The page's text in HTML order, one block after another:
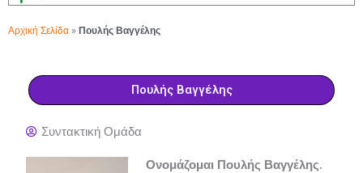
Αρχική Σελίδα » Πουλής Βαγγέλης
Πουλής Βαγγέλης
Συντακτική Ομάδα
Ονομάζομαι Πουλής Βαγγέλης.